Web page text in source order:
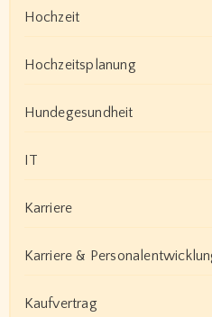
Hochzeit
Hochzeitsplanung
Hundegesundheit
IT
Karriere
Karriere &
Kaufvertrag